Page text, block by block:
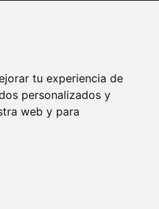
tu experiencia de
personalizados y
web y para
© 2025